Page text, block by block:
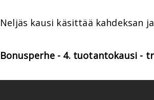
Neljäs kausi käsittää kahdeksan
Bonusperhe - 4. tuotantokausi -